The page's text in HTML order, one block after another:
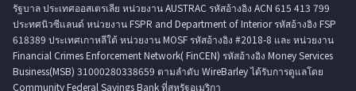
รัฐบาล ประเทศออสเตรเลีย หน่วยงาน AUSTRAC รหัสอ้างอิง ACN 615 413 799
ประทศนิวซีแลนด์ หน่วยงาน FSPR and Department of Interior รหัสอ้างอิง FSP
618389 ประเทศเกาหลีใต้ หน่วยงาน MOSF รหัสอ้างอิง #2018-8 และ หน่วยงาน
Financial Crimes Enforcement Network( FinCEN) รหัสอ้างอิง Money Services
Business(MSB) 31000280338659 ตามลำดับ WireBarley ได้รับการดูแลโดย
Community Federal Savings Bank ที่สหรัฐอเมริกา